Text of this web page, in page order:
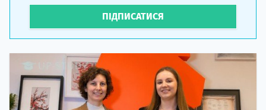
ПІДПИСАТИСЯ